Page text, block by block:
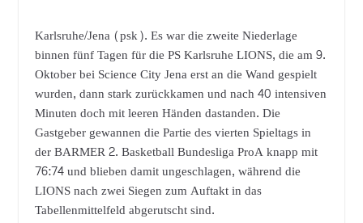
Karlsruhe/Jena (psk). Es war die zweite Niederlage
binnen fünf Tagen für die PS Karlsruhe LIONS, die am 9.
Oktober bei Science City Jena erst an die Wand gespielt
wurden, dann stark zurückkamen und nach 40 intensiven
Minuten doch mit leeren Händen dastanden. Die
Gastgeber gewannen die Partie des vierten Spieltags in
der BARMER 2. Basketball Bundesliga ProA knapp mit
76:74 und blieben damit ungeschlagen, während die
LIONS nach zwei Siegen zum Auftakt in das
Tabellenmittelfeld abgerutscht sind.